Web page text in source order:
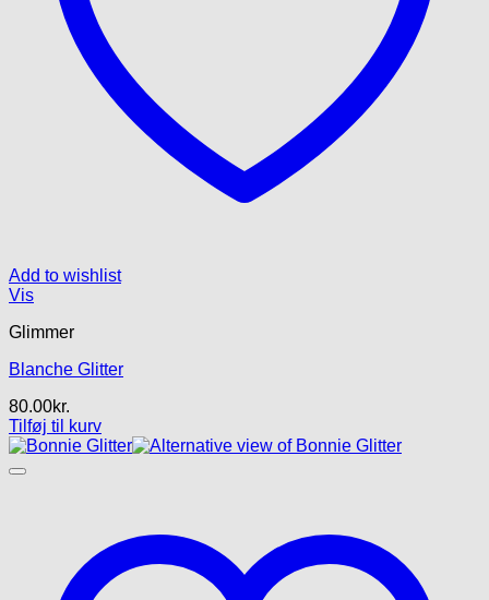
Add to wishlist
Vis
Glimmer
Blanche Glitter
80.00kr.
Tilføj til kurv